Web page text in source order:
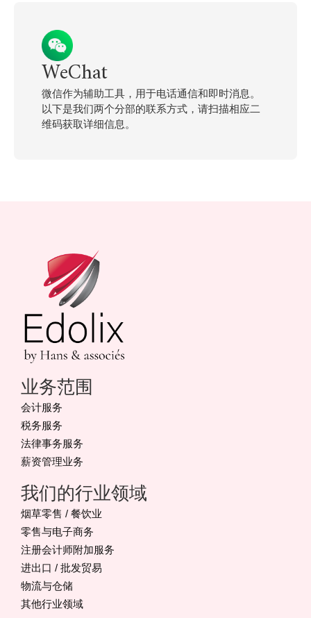
WeChat
微信作为辅助工具，用于电话通信和即时消息。
以下是我们两个分部的联系方式，请扫描相应二
维码获取详细信息。
业务范围
会计服务
税务服务
法律事务服务
薪资管理业务
我们的行业领域
烟草零售 / 餐饮业
零售与电子商务
注册会计师附加服务
进出口 / 批发贸易
物流与仓储
其他行业领域